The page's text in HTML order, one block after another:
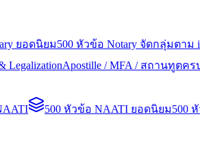
ยอดนิยม500 หัวข้อ Notary จัดกลุ่มตาม
LegalizationApostille / MFA / สถานทูตค
500 หัวข้อ NAATI ยอดนิยม500